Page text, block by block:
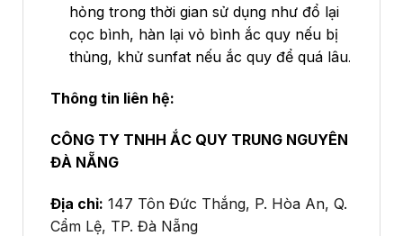
hỏng trong thời gian sử dụng như đổ lại
cọc bình, hàn lại vỏ bình ắc quy nếu bị
thủng, khử sunfat nếu ắc quy để quá lâu.
Thông tin liên hệ:
CÔNG TY TNHH ẮC QUY TRUNG NGUYÊN
ĐÀ NẴNG
Địa chỉ: 147 Tôn Đức Thắng, P. Hòa An, Q.
Cẩm Lệ, TP. Đà Nẵng